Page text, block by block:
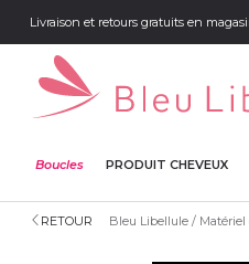
Livraison et retours gratuits en
Boucles PRODUIT CHEVEUX
RETOUR Bleu Libellule